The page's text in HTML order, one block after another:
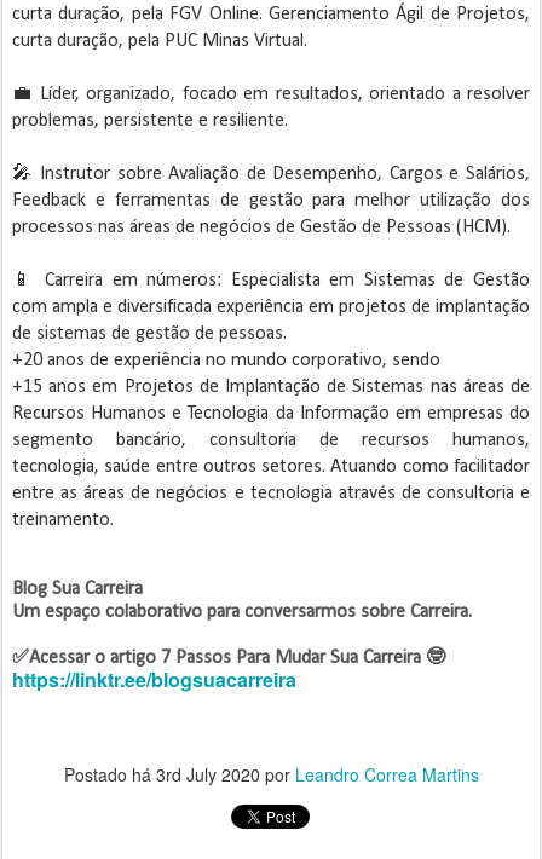
curta duração, pela FGV Online. Gerenciamento Ágil de Projetos,
curta duração, pela PUC Minas Virtual.
💼 Líder, organizado, focado em resultados, orientado a resolver
problemas, persistente e resiliente.
🎤 Instrutor sobre Avaliação de Desempenho, Cargos e Salários,
Feedback e ferramentas de gestão para melhor utilização dos
processos nas áreas de negócios de Gestão de Pessoas (HCM).
📱 Carreira em números: Especialista em Sistemas de Gestão
com ampla e diversificada experiência em projetos de implantação
de sistemas de gestão de pessoas.
+20 anos de experiência no mundo corporativo, sendo
+15 anos em Projetos de Implantação de Sistemas nas áreas de
Recursos Humanos e Tecnologia da Informação em empresas do
segmento bancário, consultoria de recursos humanos,
tecnologia, saúde entre outros setores. Atuando como facilitador
entre as áreas de negócios e tecnologia através de consultoria e
treinamento.
Blog Sua Carreira
Um espaço colaborativo para conversarmos sobre Carreira.
https://linktr.ee/blogsuacarreira
Postado há 3rd July 2020 por Leandro Correa Martins